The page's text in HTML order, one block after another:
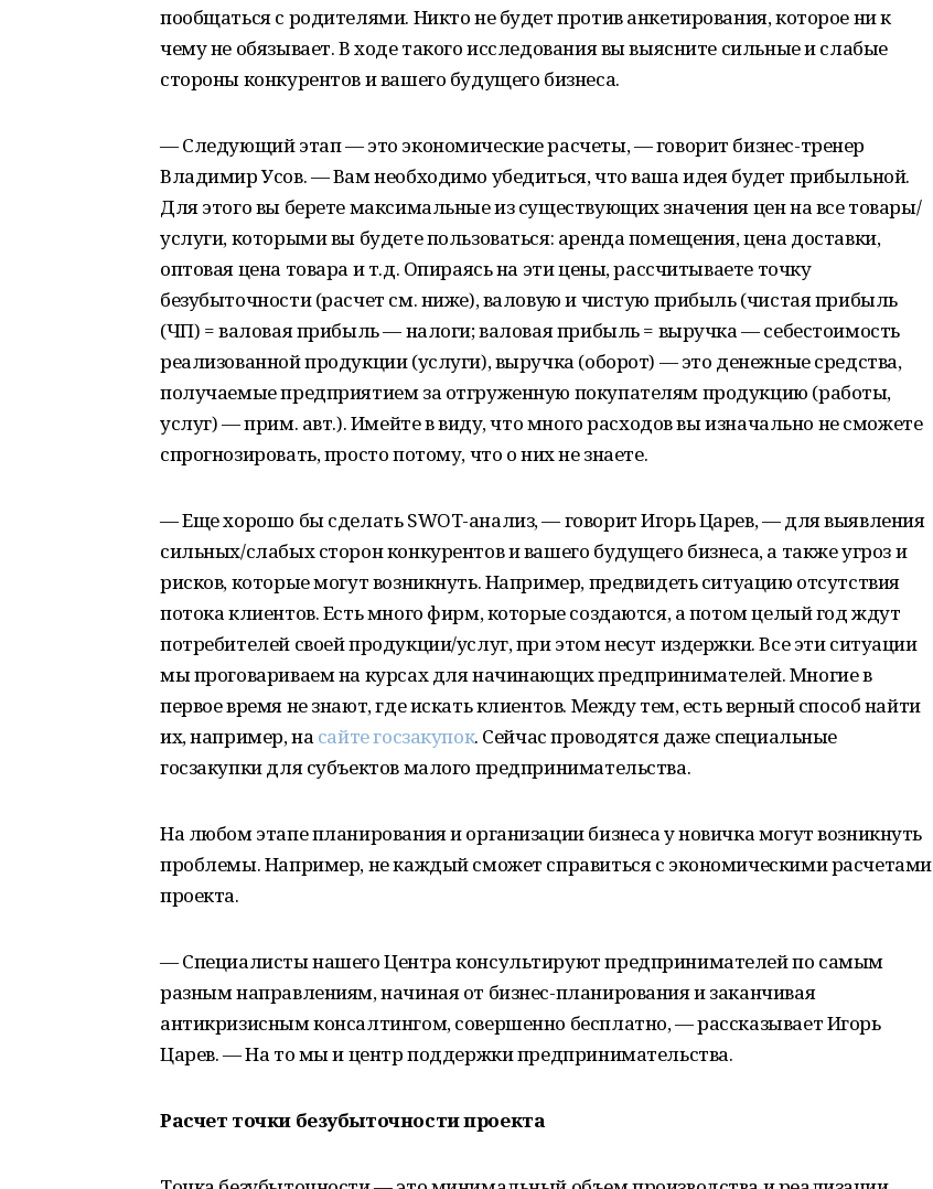
пообщаться с родителями. Никто не будет против анкетирования, которое ни к
чему не обязывает. В ходе такого исследования вы выясните сильные и слабые
стороны конкурентов и вашего будущего бизнеса.
— Следующий этап — это экономические расчеты, — говорит бизнес-тренер
Владимир Усов. — Вам необходимо убедиться, что ваша идея будет прибыльной.
Для этого вы берете максимальные из существующих значения цен на все товары/
услуги, которыми вы будете пользоваться: аренда помещения, цена доставки,
оптовая цена товара и т.д. Опираясь на эти цены, рассчитываете точку
безубыточности (расчет см. ниже), валовую и чистую прибыль (чистая прибыль
(ЧП) = валовая прибыль — налоги; валовая прибыль = выручка — себестоимость
реализованной продукции (услуги), выручка (оборот) — это денежные средства,
получаемые предприятием за отгруженную покупателям продукцию (работы,
услуг) — прим. авт.). Имейте в виду, что много расходов вы изначально не сможете
спрогнозировать, просто потому, что о них не знаете.
— Еще хорошо бы сделать SWOT-анализ, — говорит Игорь Царев, — для выявления
сильных/слабых сторон конкурентов и вашего будущего бизнеса, а также угроз и
рисков, которые могут возникнуть. Например, предвидеть ситуацию отсутствия
потока клиентов. Есть много фирм, которые создаются, а потом целый год ждут
потребителей своей продукции/услуг, при этом несут издержки. Все эти ситуации
мы проговариваем на курсах для начинающих предпринимателей. Многие в
первое время не знают, где искать клиентов. Между тем, есть верный способ найти
их, например, на сайте госзакупок. Сейчас проводятся даже специальные
госзакупки для субъектов малого предпринимательства.
На любом этапе планирования и организации бизнеса у новичка могут возникнуть
проблемы. Например, не каждый сможет справиться с экономическими расчетами
проекта.
— Специалисты нашего Центра консультируют предпринимателей по самым
разным направлениям, начиная от бизнес-планирования и заканчивая
антикризисным консалтингом, совершенно бесплатно, — рассказывает Игорь
Царев. — На то мы и центр поддержки предпринимательства.
Расчет точки безубыточности проекта